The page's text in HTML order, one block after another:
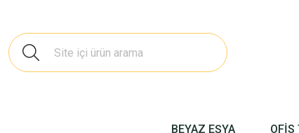
BEYAZ EŞYA OFİS